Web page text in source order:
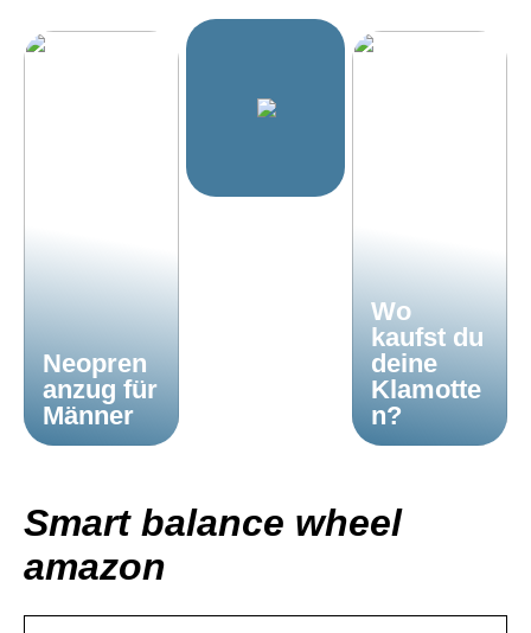
Neopren
anzug für
Männer
Wo
kaufst du
deine
Klamotte
n?
Smart balance wheel
amazon